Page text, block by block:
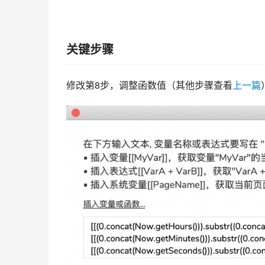
关键步骤
修改第8步，调整函数值（其他步骤查看上一篇